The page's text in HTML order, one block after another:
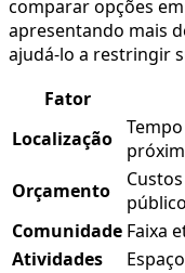
comparar opções
apresentando mais
ajudá-lo a restringir
Fator
Localização
Orçamento
Comunidade Faixa
Atividades